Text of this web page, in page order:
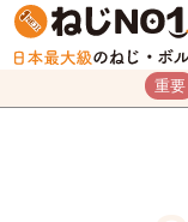
重要